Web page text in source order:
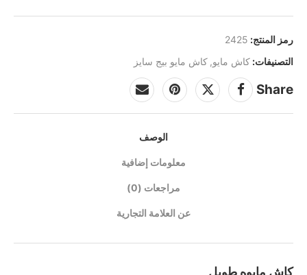
رمز المنتج: 2425
التصنيفات: كاش مايو, كاش مايو بيج سايز
Share
الوصف
معلومات إضافية
مراجعات (0)
عن العلامة التجارية
كاش مايوه طويل